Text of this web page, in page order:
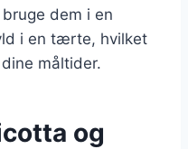
dem i en
i en tærte, hvilket
måltider.
og